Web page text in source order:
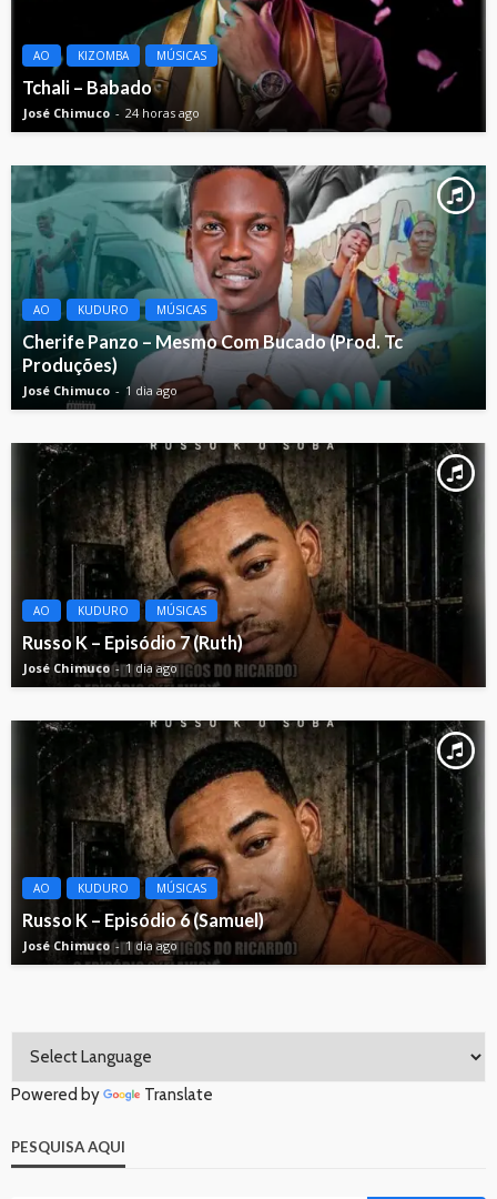
AO KIZOMBA MÚSICAS
Tchali – Babado
José Chimuco 24 horas ago
AO KUDURO MÚSICAS
Cherife Panzo – Mesmo Com Bucado (Prod. Tc
Produções)
José Chimuco 1 dia ago
AO KUDURO MÚSICAS
Russo K – Episódio 7 (Ruth)
José Chimuco 1 dia ago
AO KUDURO MÚSICAS
Russo K – Episódio 6 (Samuel)
José Chimuco 1 dia ago
Powered by Translate
PESQUISA AQUI